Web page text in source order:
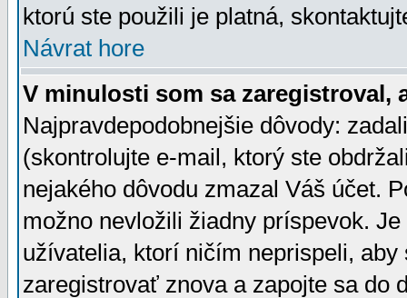
ktorú ste použili je platná,
Návrat hore
V minulosti som sa zaregistroval,
Najpravdepodobnejšie dôvody:
(skontrolujte e-mail, ktorý ste
nejakého dôvodu zmazal Váš účet.
možno nevložili žiadny príspevok.
užívatelia, ktorí ničím neprispeli,
zaregistrovať znova a zapojte sa do